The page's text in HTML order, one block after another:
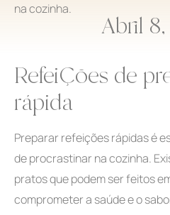
Abril
na cozinha.
Refeições de
rápida
Preparar refeições rápidas é
de procrastinar na cozinha.
pratos que podem ser feitos
comprometer a saúde e o